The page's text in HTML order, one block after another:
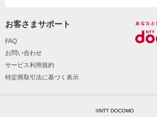
お客さまサポート
FAQ
お問い合わせ
サービス利用規約
特定商取引法に基づく表示
©NTT DOCOMO